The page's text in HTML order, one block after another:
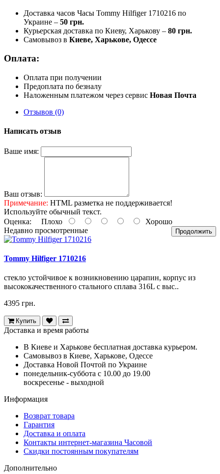
Доставка часов Часы Tommy Hilfiger 1710216 по
Украине – 50 грн.
Курьерская доставка по Киеву, Харькову – 80 грн.
Самовывоз в Киеве, Харькове, Одессе
Оплата:
Оплата при получении
Предоплата по безналу
Наложенным платежом через сервис Новая Почта
Отзывов (0)
Написать отзыв
Ваше имя:
Ваш отзыв:
Примечание: HTML разметка не поддерживается!
Используйте обычный текст.
Оценка: Плохо Хорошо
Продолжить
Недавно просмотренные
Tommy Hilfiger 1710216
стекло устойчивое к возникновению царапин, корпус из
высококачественного стального сплава 316L с выс..
4395 грн.
Купить
Доставка и время работы
В Киеве и Харькове бесплатная доставка курьером.
Самовывоз в Киеве, Харькове, Одессе
Доставка Новой Почтой по Украине
понедельник-суббота с 10.00 до 19.00
воскресенье - выходной
Информация
Возврат товара
Гарантия
Доставка и оплата
Контакты интернет-магазина Часовой
Скидки постоянным покупателям
Дополнительно